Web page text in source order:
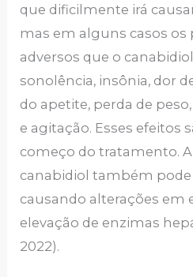
que dificilmente irá
mas em alguns casos os
adversos que o
sonolência, insônia, dor
do apetite, perda de
e agitação. Esses efeitos
começo do tratamento.
canabidiol também
causando alterações em
elevação de enzimas
2022).